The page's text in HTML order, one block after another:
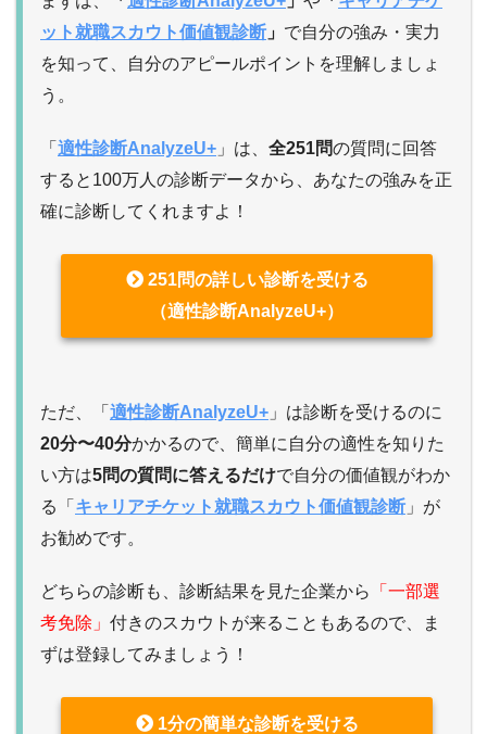
ット就職スカウト価値観診断 」 で自分の強み・実力
を知って、自分のアピールポイントを理解しましょ
う。
「 適性診断AnalyzeU+ 」は、 全251問の質問に回答
すると100万人の診断データから、あなたの強みを正
確に診断してくれますよ！
251問の詳しい診断を受ける
（適性診断AnalyzeU+）
ただ、「 適性診断AnalyzeU+ 」は診断を受けるのに
20分〜40分かかるので、簡単に自分の適性を知りた
い方は5問の質問に答えるだけで自分の価値観がわか
る「 キャリアチケット就職スカウト価値観診断 」が
お勧めです。
どちらの診断も、診断結果を見た企業から
「一部選
考免除」 付きのスカウトが来ることもあるので、ま
ずは登録してみましょう！
1分の簡単な診断を受ける